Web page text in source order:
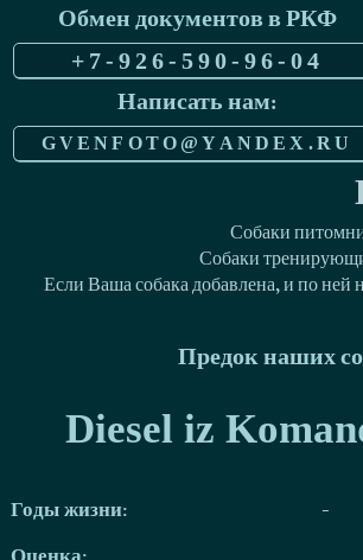
Обмен документов в РКФ
+7-926-590-96-04
Написать нам:
GVENFOTO@YANDEX.RU
Собаки
Собаки
Если Ваша собака добавлена, и по
Предок наших
Diesel iz
Годы жизни:
-